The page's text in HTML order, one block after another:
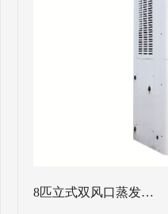
8匹立式双风口蒸发…